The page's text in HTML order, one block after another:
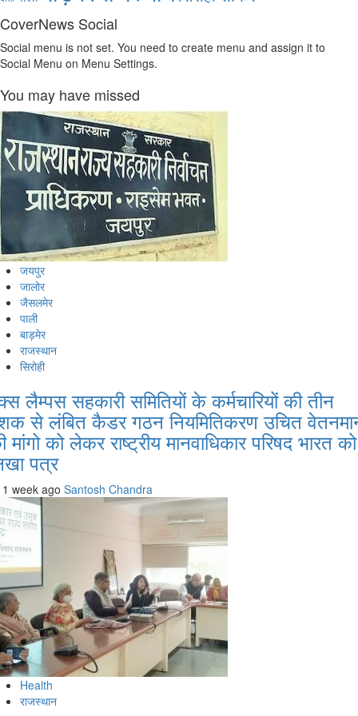
CoverNews Social
Social menu is not set. You need to create menu and assign it to
Social Menu on Menu Settings.
You may have missed
जयपुर
जालोर
जैसलमेर
पाली
बाड़मेर
राजस्थान
सिरोही
लैम्पस सहकारी समितियों के कर्मचारियों की तीन
से लंबित कैडर गठन नियमितिकरण उचित
मांगो को लेकर राष्ट्रीय मानवाधिकार परिषद भारत को
पत्र
1 week ago Santosh Chandra
Health
राजस्थान